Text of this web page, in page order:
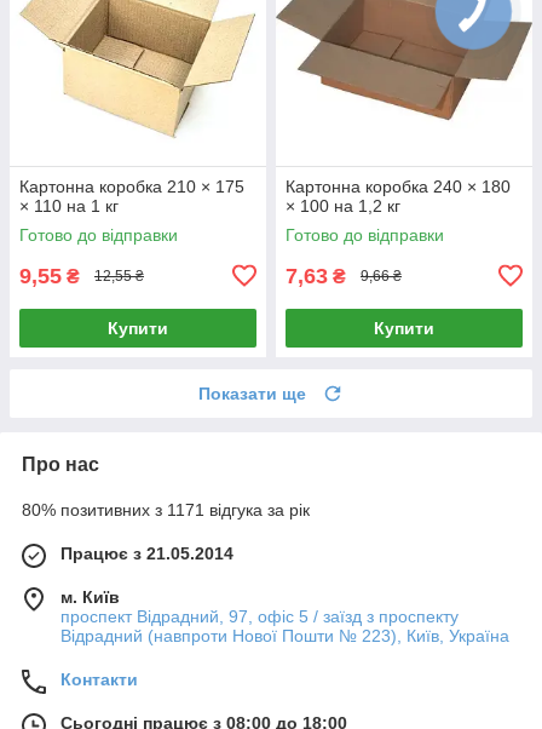
Картонна коробка 210 × 175
× 110 на 1 кг
Готово до відправки
9,55 ₴ 12,55 ₴
Купити
Картонна коробка 240 × 180
× 100 на 1,2 кг
Готово до відправки
7,63 ₴ 9,66 ₴
Купити
Показати ще
Про нас
80% позитивних з 1171 відгука за рік
Працює з 21.05.2014
м. Київ
проспект Відрадний, 97, офіс 5 / заїзд з проспекту
Відрадний (навпроти Нової Пошти № 223), Київ, Україна
Контакти
Сьогодні працює з 08:00 до 18:00